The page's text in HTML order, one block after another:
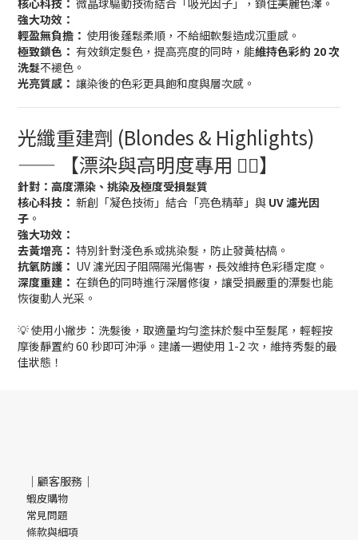
核心科技： 微晶球驅動技術結合「吸光因子」，鎖住美麗色澤。
強大功效：
輕盈無負擔： 使用後蓬鬆柔順，不給細軟髮造成沉重感。
極致鎖色： 有效鎖定髮色，提高亮度的同時，能維持色彩約 20 次
洗髮不褪色。
光亮質感： 讓染後的色彩更具飽和度與層次感。
光纖重建劑 (Blondes & Highlights)
—— 【漂染與高明度專用 👱‍♀️】
針對：高度漂染、挑染及極度受損髮質
核心科技： 新創「凝色技術」結合「亮色精華」與 UV 濾光因
子 。
強大功效：
去黃增亮： 特別針對淺色系或挑染髮，防止發黃枯槁。
抗氧防護： UV 濾光因子阻隔陽光傷害，長效維持色彩穩定度。
深度重建： 在鎖色的同時進行深層修復，讓受損嚴重的漂髮也能
恢復動人光采。
💡 使用小撇步：洗髮後，取適量均勻塗抹於髮中至髮尾，輕輕按
摩後靜置約 60 秒即可沖淨。建議一週使用 1-2 次，維持秀髮的最
佳狀態！
｜顧客服務｜
蝦皮購物
常見問題
條款與細項